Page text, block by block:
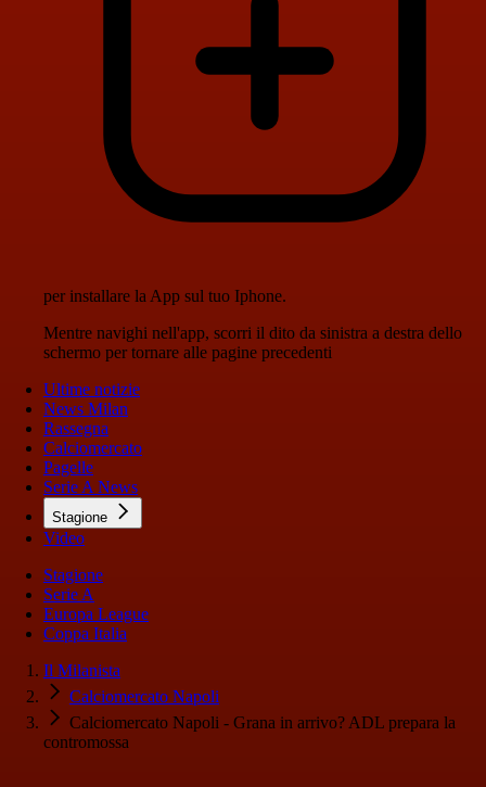
per installare la App sul tuo Iphone.
Mentre navighi nell'app, scorri il dito da sinistra a destra dello
schermo per tornare alle pagine precedenti
Ultime notizie
News Milan
Rassegna
Calciomercato
Pagelle
Serie A News
Stagione
Video
Stagione
Serie A
Europa League
Coppa Italia
Il Milanista
Calciomercato Napoli
Calciomercato Napoli - Grana in arrivo? ADL prepara la
contromossa